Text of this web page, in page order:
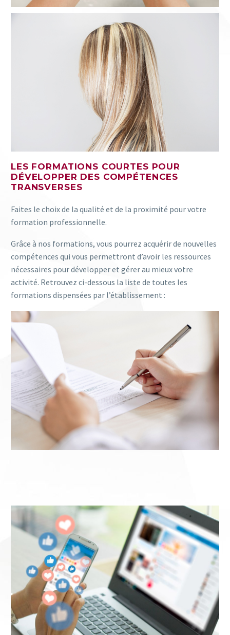
LES FORMATIONS COURTES POUR
DÉVELOPPER DES COMPÉTENCES
TRANSVERSES
Faites le choix de la qualité et de la proximité pour votre
formation professionnelle.
Grâce à nos formations, vous pourrez acquérir de nouvelles
compétences qui vous permettront d’avoir les ressources
nécessaires pour développer et gérer au mieux votre
activité. Retrouvez ci-dessous la liste de toutes les
formations dispensées par l’établissement :